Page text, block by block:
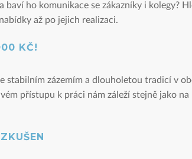
ho komunikace se zákazníky i kolegy?
až po jejich realizaci.
KČ!
stabilním zázemím a dlouholetou tradicí v
přístupu k práci nám záleží stejně jako